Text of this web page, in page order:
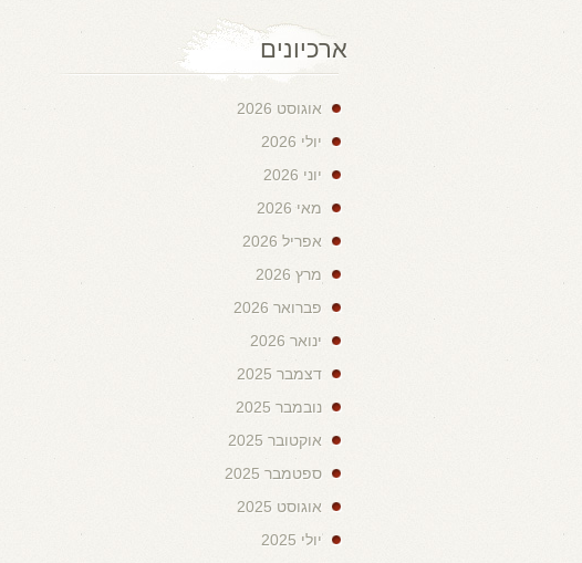
ארכיונים
אוגוסט 2026
יולי 2026
יוני 2026
מאי 2026
אפריל 2026
מרץ 2026
פברואר 2026
ינואר 2026
דצמבר 2025
נובמבר 2025
אוקטובר 2025
ספטמבר 2025
אוגוסט 2025
יולי 2025